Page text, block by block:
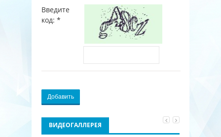
Введите
код: *
Добавить
ВИДЕОГАЛЛЕРЕЯ